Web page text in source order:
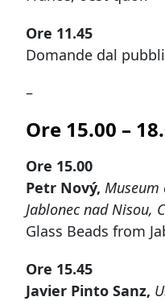
Ore 11.45
Domande dal
–
Ore 15.00 –
Ore 15.00
Petr Nový, Museum
Jablonec nad Nisou,
Glass Beads from
Ore 15.45
Javier Pinto Sanz,